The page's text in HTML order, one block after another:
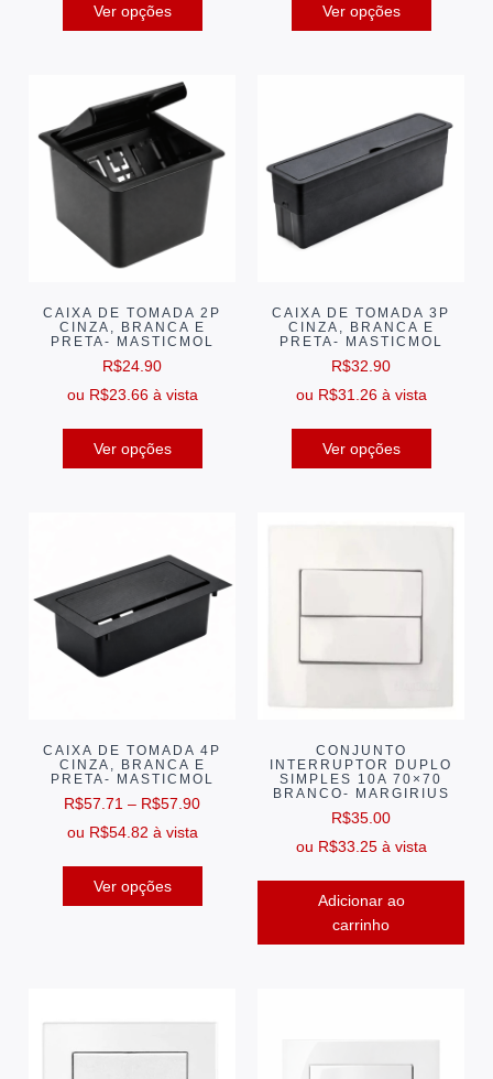
Ver opções Ver opções
CAIXA DE TOMADA 2P
CINZA, BRANCA E
PRETA- MASTICMOL
R$24.90
ou R$23.66 à vista
Ver opções
CAIXA DE TOMADA 3P
CINZA, BRANCA E
PRETA- MASTICMOL
R$32.90
ou R$31.26 à vista
Ver opções
CAIXA DE TOMADA 4P
CINZA, BRANCA E
PRETA- MASTICMOL
R$57.71 – R$57.90
ou R$54.82 à vista
Ver opções
CONJUNTO
INTERRUPTOR DUPLO
SIMPLES 10A 70×70
BRANCO- MARGIRIUS
R$35.00
ou R$33.25 à vista
Adicionar ao
carrinho